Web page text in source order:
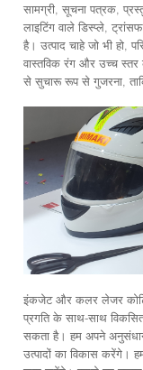
सामग्री, सूचना पत्रक,
लाइटिंग वाले डिस्प्ले,
है। उत्पाद चाहे जो भी हो,
वास्तविक रंग और उच्च स्तर
से सुचारू रूप से गुजरना,
इंकजेट और कलर लेजर
प्रगति के साथ-साथ
सकता है। हम अपने
उत्पादों का विकास करेंगे।